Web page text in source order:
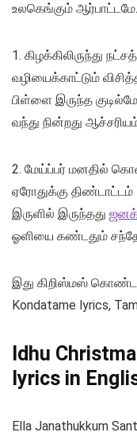
உலகெங்கும்
1. கிழக்கிலிருந்து
வழியைக்காட்டும்
பிள்ளை இருந்த
வந்து நின்றது
2. மேய்ப்பர் மனதில்
ஏரோதுக்கு திண்டாட்டம்
இருளில் இருந்தது
ஓளியை கண்டதும்
இது கிறிஸ்மஸ்
Kondatame lyrics,
Idhu
lyrics in
Ella Janathukkum